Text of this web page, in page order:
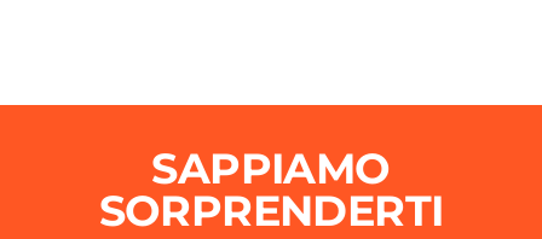
SAPPIAMO
SORPRENDERTI